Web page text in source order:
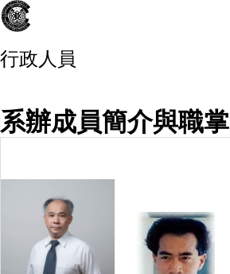
行政人員
系辦成員簡介與職掌